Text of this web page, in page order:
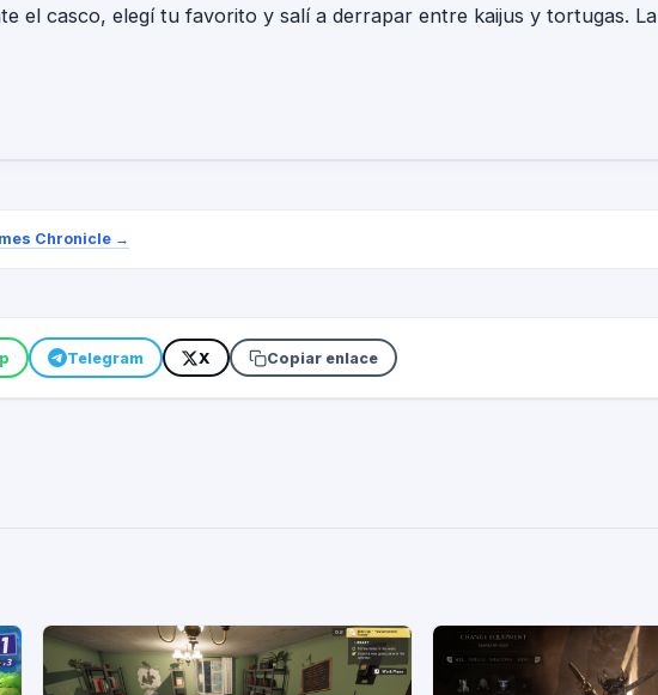
el casco, elegí tu favorito y salí a derrapar entre kaijus y tortugas. La
Chronicle →
Telegram X Copiar enlace